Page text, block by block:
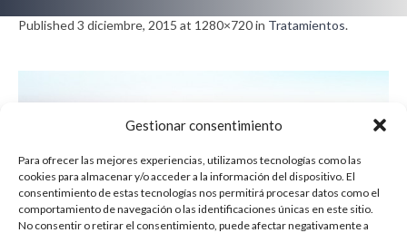
Gestionar consentimiento
Para ofrecer las mejores experiencias, utilizamos tecnologías como las
cookies para almacenar y/o acceder a la información del dispositivo. El
consentimiento de estas tecnologías nos permitirá procesar datos como el
comportamiento de navegación o las identificaciones únicas en este sitio.
No consentir o retirar el consentimiento, puede afectar negativamente a
Published 3 diciembre, 2015 at 1280×720 in Tratamientos.